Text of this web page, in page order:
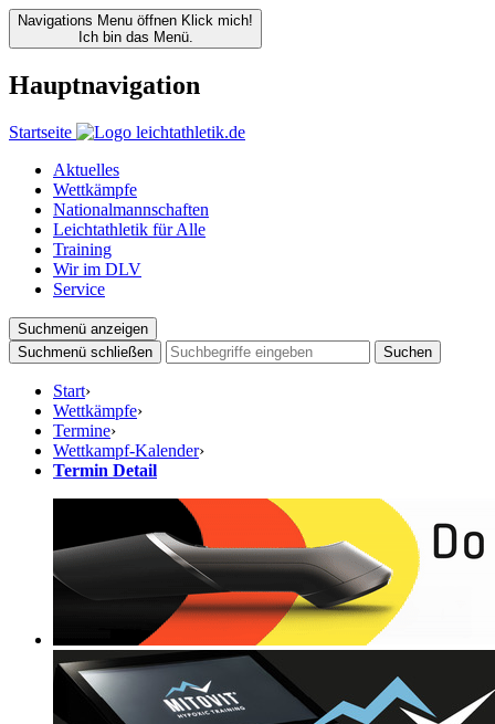
Navigations Menu öffnen Klick mich!
Ich bin das Menü.
Hauptnavigation
Startseite
Aktuelles
Wettkämpfe
Nationalmannschaften
Leichtathletik für Alle
Training
Wir im DLV
Service
Suchmenü anzeigen
Suchmenü schließen
Suchen
Start›
Wettkämpfe›
Termine›
Wettkampf-Kalender›
Termin Detail